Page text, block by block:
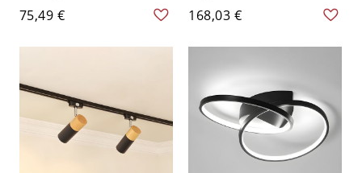
Luminaria de Techo
Moderna para Pasillo -
Negro-blanco 110 A 120 V
75,49 €
LED Simplista de
Triángulos para Cuarto -
Negro 110 A 120 V 53,34
168,03 €